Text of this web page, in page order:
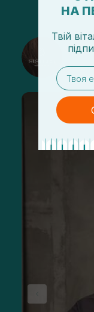
НА
Твій
email